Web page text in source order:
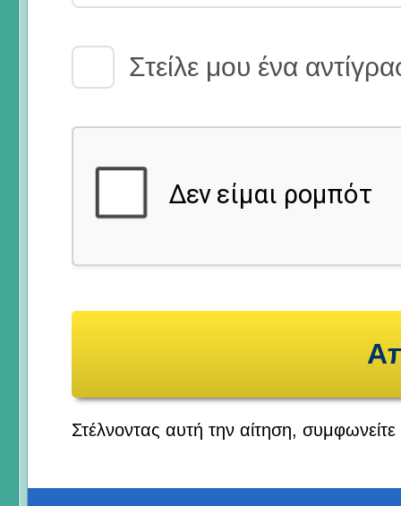
Email Receipt
Στείλε μου ένα
Στέλνοντας αυτή την αίτηση,